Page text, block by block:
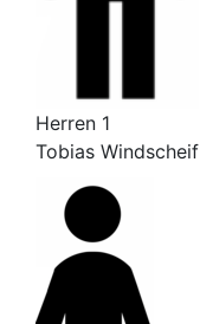
Herren 1
Tobias Windscheif